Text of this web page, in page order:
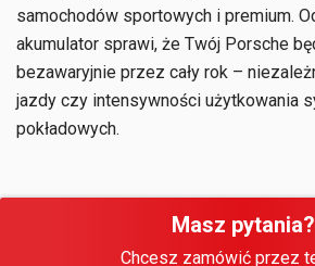
samochodów sportowych i premium.
akumulator sprawi, że Twój Porsche
bezawaryjnie przez cały rok –
jazdy czy intensywności użytkowania
pokładowych.
Masz pytania?
Chcesz zamówić przez